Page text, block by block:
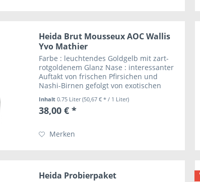
Heida Brut Mousseux AOC Wallis
Yvo Mathier
Farbe : leuchtendes Goldgelb mit zart-
rotgoldenem Glanz Nase : interessanter
Auftakt von frischen Pfirsichen und
Nashi-Birnen gefolgt von exotischen
Melonen, Pomelo und Rosenblüten
Zunge : sehr...
Inhalt0.75 Liter(50,67 € * / 1 Liter)
38,00 € *
Merken
Heida Probierpaket